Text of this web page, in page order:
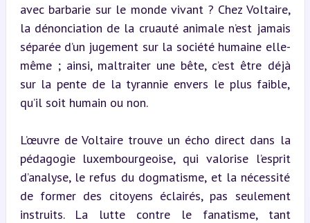
avec barbarie sur le monde vivant ? Chez Voltaire,
la dénonciation de la cruauté animale n’est jamais
séparée d’un jugement sur la société humaine elle-
même ; ainsi, maltraiter une bête, c’est être déjà
sur la pente de la tyrannie envers le plus faible,
qu’il soit humain ou non.
L’œuvre de Voltaire trouve un écho direct dans la
pédagogie luxembourgeoise, qui valorise l’esprit
d’analyse, le refus du dogmatisme, et la nécessité
de former des citoyens éclairés, pas seulement
instruits. La lutte contre le fanatisme, tant